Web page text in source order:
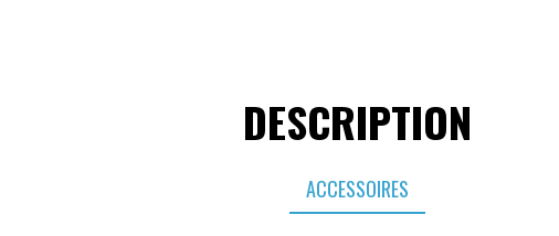
DESCRIPTION
ACCESSOIRES